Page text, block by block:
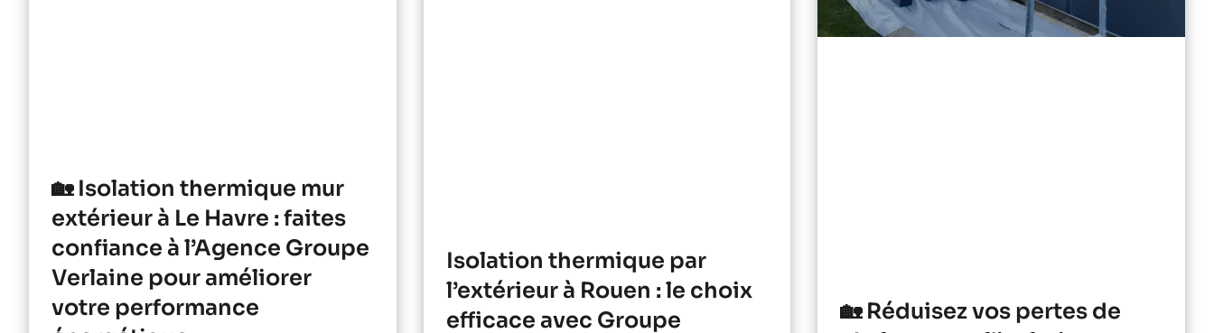
🏡 Isolation thermique mur
extérieur à Le Havre : faites
confiance à l’Agence Groupe
Verlaine pour améliorer
votre performance
Isolation thermique par
l’extérieur à Rouen : le choix
efficace avec Groupe
🏡 Réduisez vos pertes de